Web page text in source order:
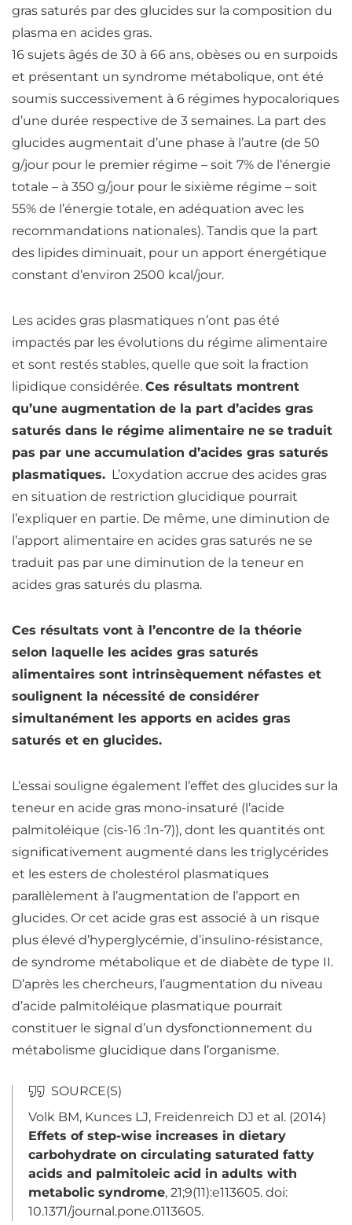
gras saturés par des glucides sur la composition du
plasma en acides gras.
16 sujets âgés de 30 à 66 ans, obèses ou en surpoids
et présentant un syndrome métabolique, ont été
soumis successivement à 6 régimes hypocaloriques
d’une durée respective de 3 semaines. La part des
glucides augmentait d’une phase à l’autre (de 50
g/jour pour le premier régime – soit 7% de l’énergie
totale – à 350 g/jour pour le sixième régime – soit
55% de l’énergie totale, en adéquation avec les
recommandations nationales). Tandis que la part
des lipides diminuait, pour un apport énergétique
constant d’environ 2500 kcal/jour.
Les acides gras plasmatiques n’ont pas été
impactés par les évolutions du régime alimentaire
et sont restés stables, quelle que soit la fraction
lipidique considérée. Ces résultats montrent
qu’une augmentation de la part d’acides gras
saturés dans le régime alimentaire ne se traduit
pas par une accumulation d’acides gras saturés
plasmatiques. L’oxydation accrue des acides gras
en situation de restriction glucidique pourrait
l’expliquer en partie. De même, une diminution de
l’apport alimentaire en acides gras saturés ne se
traduit pas par une diminution de la teneur en
acides gras saturés du plasma.
Ces résultats vont à l’encontre de la théorie
selon laquelle les acides gras saturés
alimentaires sont intrinsèquement néfastes et
soulignent la nécessité de considérer
simultanément les apports en acides gras
saturés et en glucides.
L’essai souligne également l’effet des glucides sur la
teneur en acide gras mono-insaturé (l’acide
palmitoléique (cis-16 :1n-7)), dont les quantités ont
significativement augmenté dans les triglycérides
et les esters de cholestérol plasmatiques
parallèlement à l’augmentation de l’apport en
glucides. Or cet acide gras est associé à un risque
plus élevé d’hyperglycémie, d’insulino-résistance,
de syndrome métabolique et de diabète de type II.
D’après les chercheurs, l’augmentation du niveau
d’acide palmitoléique plasmatique pourrait
constituer le signal d’un dysfonctionnement du
métabolisme glucidique dans l’organisme.
Volk BM, Kunces LJ, Freidenreich DJ et al. (2014)
Effets of step-wise increases in dietary
carbohydrate on circulating saturated fatty
acids and palmitoleic acid in adults with
metabolic syndrome, 21;9(11):e113605. doi:
10.1371/journal.pone.0113605.